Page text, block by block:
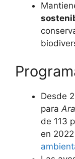
Desde
para
de 113
en 2022